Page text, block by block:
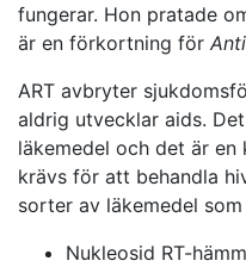
fungerar. Hon pratade
är en förkortning för
ART avbryter
aldrig utvecklar aids.
läkemedel och det är en
krävs för att behandla
sorter av läkemedel
Nukleosid RT-